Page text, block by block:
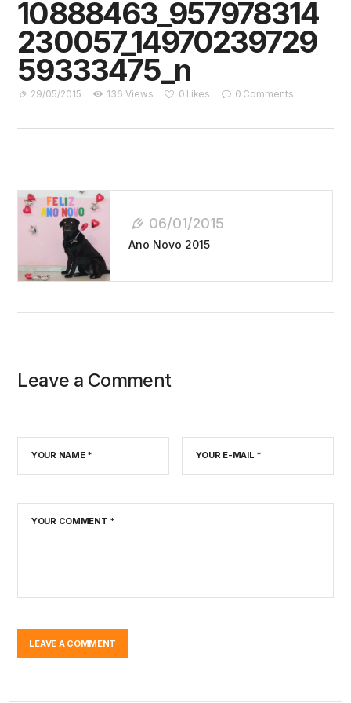
10888463_957978314
230057_14970239729
59333475_n
29/05/2015 136 Views 0 Likes 0 Comments
Navegação
De
Post
06/01/2015
Ano Novo 2015
Leave a Comment